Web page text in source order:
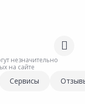
незначительно
на сайте
Сервисы